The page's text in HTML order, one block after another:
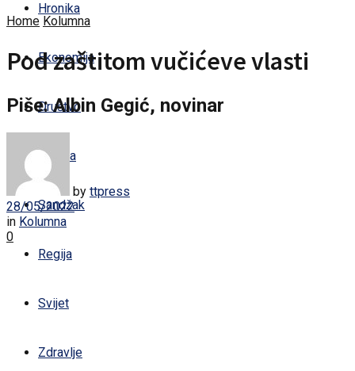
Hronika
Ekonomija
Društvo
Kultura
Sandžak
Regija
Svijet
Zdravlje
Home Kolumna
Pod zaštitom vučićeve vlasti
Piše: Albin Gegić, novinar
by ttpress
28/05/2022
in Kolumna
0